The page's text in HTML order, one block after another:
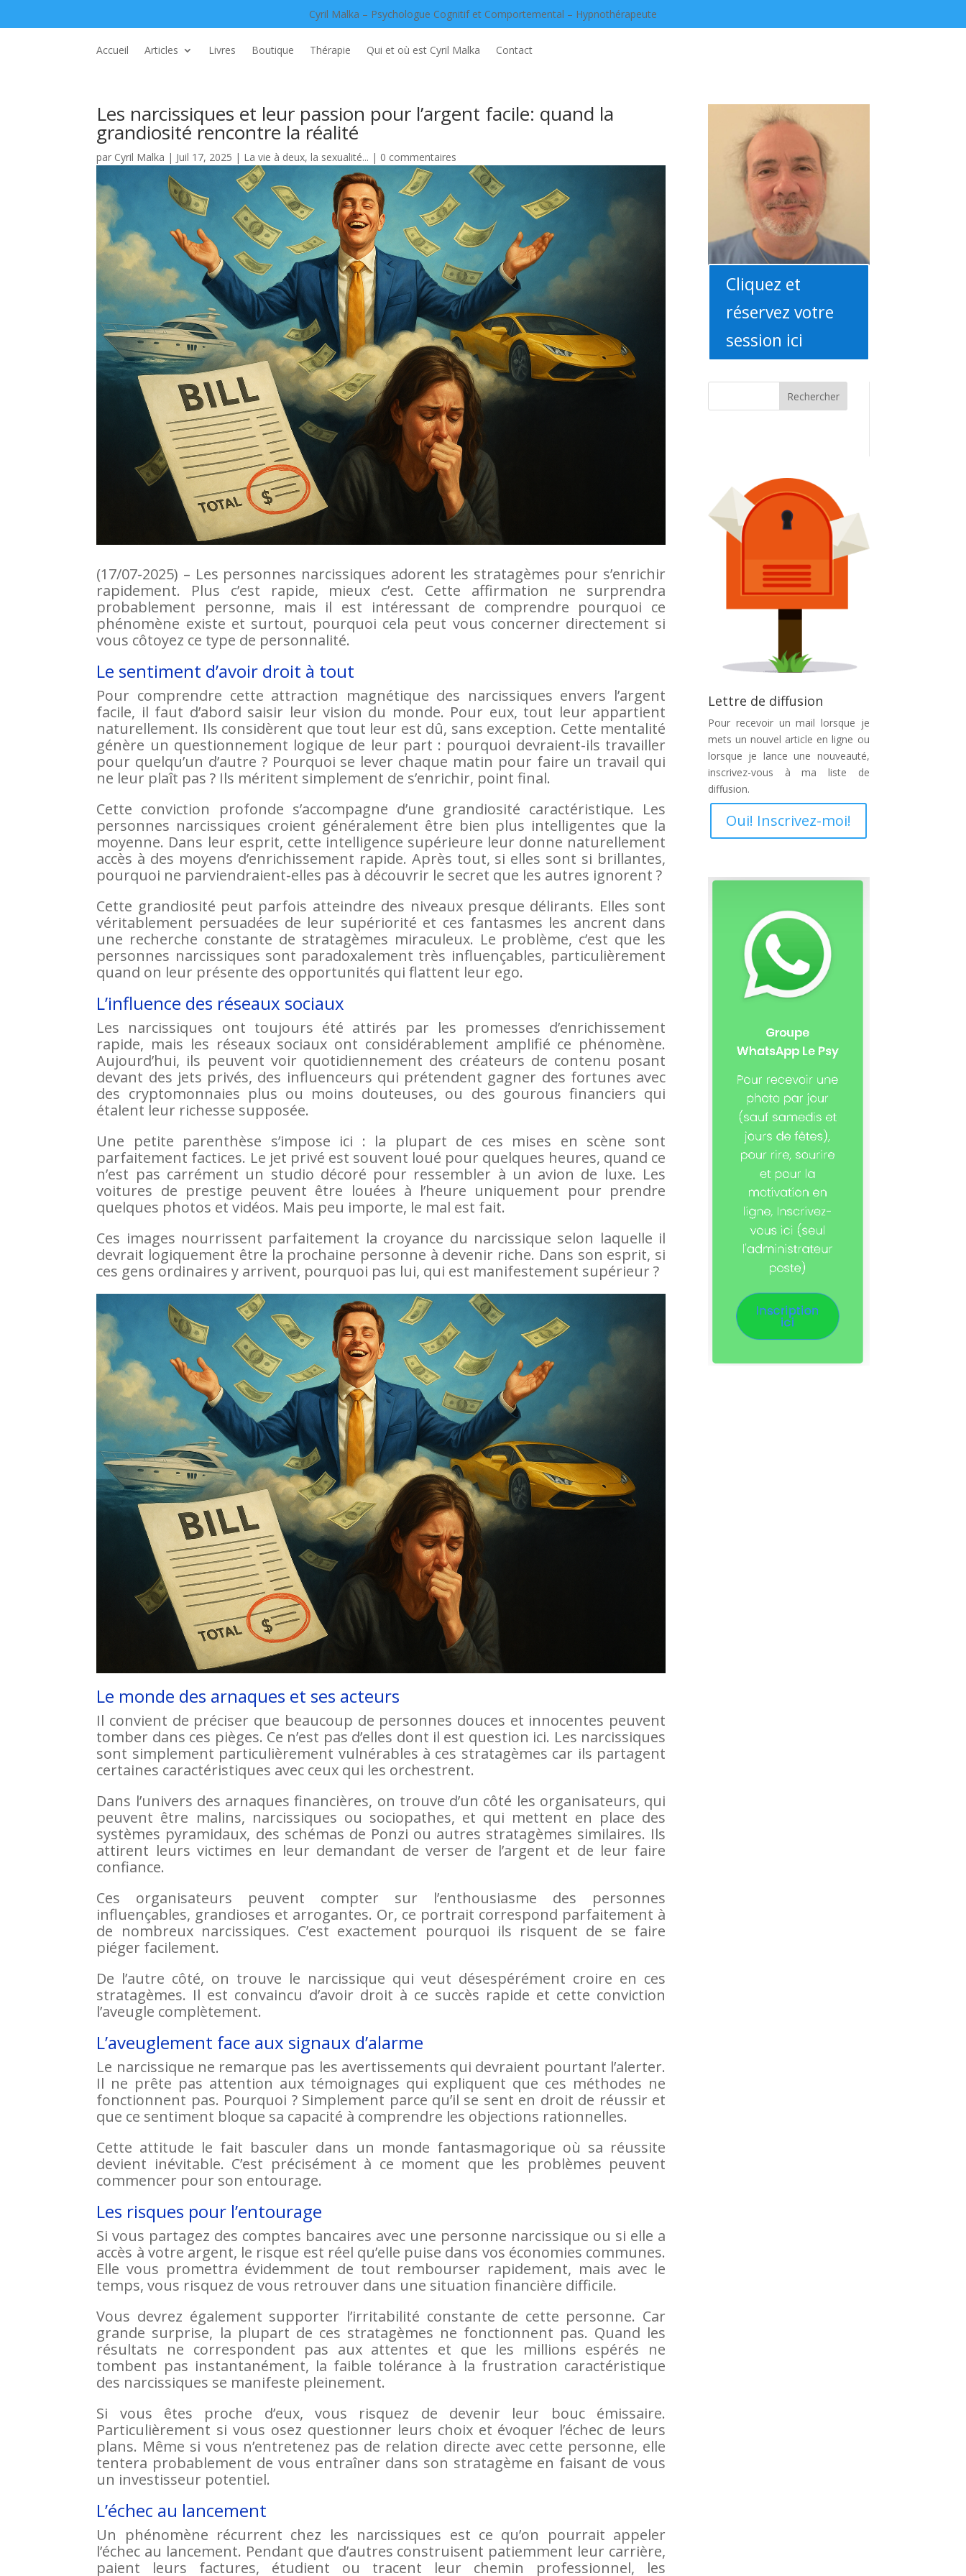
Cyril Malka – Psychologue Cognitif et Comportemental – Hypnothérapeute
Accueil Articles Livres Boutique Thérapie Qui et où est Cyril Malka Contact
Les narcissiques et leur passion pour l’argent facile: quand la
grandiosité rencontre la réalité
par Cyril Malka | Juil 17, 2025 | La vie à deux, la sexualité... | 0 commentaires
(17/07-2025) – Les personnes narcissiques adorent les stratagèmes pour s’enrichir
rapidement. Plus c’est rapide, mieux c’est. Cette affirmation ne surprendra
probablement personne, mais il est intéressant de comprendre pourquoi ce
phénomène existe et surtout, pourquoi cela peut vous concerner directement si
vous côtoyez ce type de personnalité.
Le sentiment d’avoir droit à tout
Pour comprendre cette attraction magnétique des narcissiques envers l’argent
facile, il faut d’abord saisir leur vision du monde. Pour eux, tout leur appartient
naturellement. Ils considèrent que tout leur est dû, sans exception. Cette mentalité
génère un questionnement logique de leur part : pourquoi devraient-ils travailler
pour quelqu’un d’autre ? Pourquoi se lever chaque matin pour faire un travail qui
ne leur plaît pas ? Ils méritent simplement de s’enrichir, point final.
Cette conviction profonde s’accompagne d’une grandiosité caractéristique. Les
personnes narcissiques croient généralement être bien plus intelligentes que la
moyenne. Dans leur esprit, cette intelligence supérieure leur donne naturellement
accès à des moyens d’enrichissement rapide. Après tout, si elles sont si brillantes,
pourquoi ne parviendraient-elles pas à découvrir le secret que les autres ignorent ?
Cette grandiosité peut parfois atteindre des niveaux presque délirants. Elles sont
véritablement persuadées de leur supériorité et ces fantasmes les ancrent dans
une recherche constante de stratagèmes miraculeux. Le problème, c’est que les
personnes narcissiques sont paradoxalement très influençables, particulièrement
quand on leur présente des opportunités qui flattent leur ego.
L’influence des réseaux sociaux
Les narcissiques ont toujours été attirés par les promesses d’enrichissement
rapide, mais les réseaux sociaux ont considérablement amplifié ce phénomène.
Aujourd’hui, ils peuvent voir quotidiennement des créateurs de contenu posant
devant des jets privés, des influenceurs qui prétendent gagner des fortunes avec
des cryptomonnaies plus ou moins douteuses, ou des gourous financiers qui
étalent leur richesse supposée.
Une petite parenthèse s’impose ici : la plupart de ces mises en scène sont
parfaitement factices. Le jet privé est souvent loué pour quelques heures, quand ce
n’est pas carrément un studio décoré pour ressembler à un avion de luxe. Les
voitures de prestige peuvent être louées à l’heure uniquement pour prendre
quelques photos et vidéos. Mais peu importe, le mal est fait.
Ces images nourrissent parfaitement la croyance du narcissique selon laquelle il
devrait logiquement être la prochaine personne à devenir riche. Dans son esprit, si
ces gens ordinaires y arrivent, pourquoi pas lui, qui est manifestement supérieur ?
Le monde des arnaques et ses acteurs
Il convient de préciser que beaucoup de personnes douces et innocentes peuvent
tomber dans ces pièges. Ce n’est pas d’elles dont il est question ici. Les narcissiques
sont simplement particulièrement vulnérables à ces stratagèmes car ils partagent
certaines caractéristiques avec ceux qui les orchestrent.
Dans l’univers des arnaques financières, on trouve d’un côté les organisateurs, qui
peuvent être malins, narcissiques ou sociopathes, et qui mettent en place des
systèmes pyramidaux, des schémas de Ponzi ou autres stratagèmes similaires. Ils
attirent leurs victimes en leur demandant de verser de l’argent et de leur faire
confiance.
Ces organisateurs peuvent compter sur l’enthousiasme des personnes
influençables, grandioses et arrogantes. Or, ce portrait correspond parfaitement à
de nombreux narcissiques. C’est exactement pourquoi ils risquent de se faire
piéger facilement.
De l’autre côté, on trouve le narcissique qui veut désespérément croire en ces
stratagèmes. Il est convaincu d’avoir droit à ce succès rapide et cette conviction
l’aveugle complètement.
L’aveuglement face aux signaux d’alarme
Le narcissique ne remarque pas les avertissements qui devraient pourtant l’alerter.
Il ne prête pas attention aux témoignages qui expliquent que ces méthodes ne
fonctionnent pas. Pourquoi ? Simplement parce qu’il se sent en droit de réussir et
que ce sentiment bloque sa capacité à comprendre les objections rationnelles.
Cette attitude le fait basculer dans un monde fantasmagorique où sa réussite
devient inévitable. C’est précisément à ce moment que les problèmes peuvent
commencer pour son entourage.
Les risques pour l’entourage
Si vous partagez des comptes bancaires avec une personne narcissique ou si elle a
accès à votre argent, le risque est réel qu’elle puise dans vos économies communes.
Elle vous promettra évidemment de tout rembourser rapidement, mais avec le
temps, vous risquez de vous retrouver dans une situation financière difficile.
Vous devrez également supporter l’irritabilité constante de cette personne. Car
grande surprise, la plupart de ces stratagèmes ne fonctionnent pas. Quand les
résultats ne correspondent pas aux attentes et que les millions espérés ne
tombent pas instantanément, la faible tolérance à la frustration caractéristique
des narcissiques se manifeste pleinement.
Si vous êtes proche d’eux, vous risquez de devenir leur bouc émissaire.
Particulièrement si vous osez questionner leurs choix et évoquer l’échec de leurs
plans. Même si vous n’entretenez pas de relation directe avec cette personne, elle
tentera probablement de vous entraîner dans son stratagème en faisant de vous
un investisseur potentiel.
L’échec au lancement
Un phénomène récurrent chez les narcissiques est ce qu’on pourrait appeler
l’échec au lancement. Pendant que d’autres construisent patiemment leur carrière,
paient leurs factures, étudient ou tracent leur chemin professionnel, les
Cliquez et
réservez votre
session ici
Rechercher
Lettre de diffusion
Pour recevoir un mail lorsque je
mets un nouvel article en ligne ou
lorsque je lance une nouveauté,
inscrivez-vous à ma liste de
diffusion.
Oui! Inscrivez-moi!